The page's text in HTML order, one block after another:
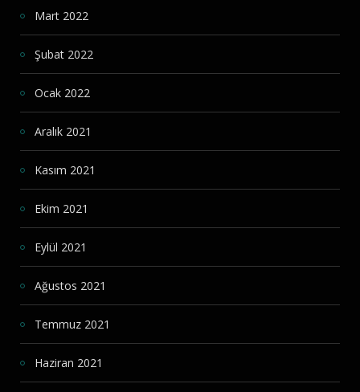
Mart 2022
Şubat 2022
Ocak 2022
Aralık 2021
Kasım 2021
Ekim 2021
Eylül 2021
Ağustos 2021
Temmuz 2021
Haziran 2021